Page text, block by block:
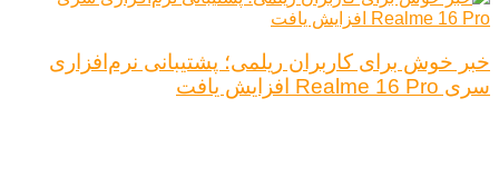
خبر خوش برای کاربران ریلمی؛ پشتیبانی نرم‌افزاری
سری Realme 16 Pro افزایش یافت